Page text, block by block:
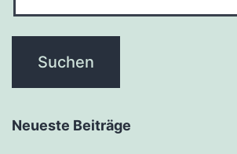
Neueste Beiträge